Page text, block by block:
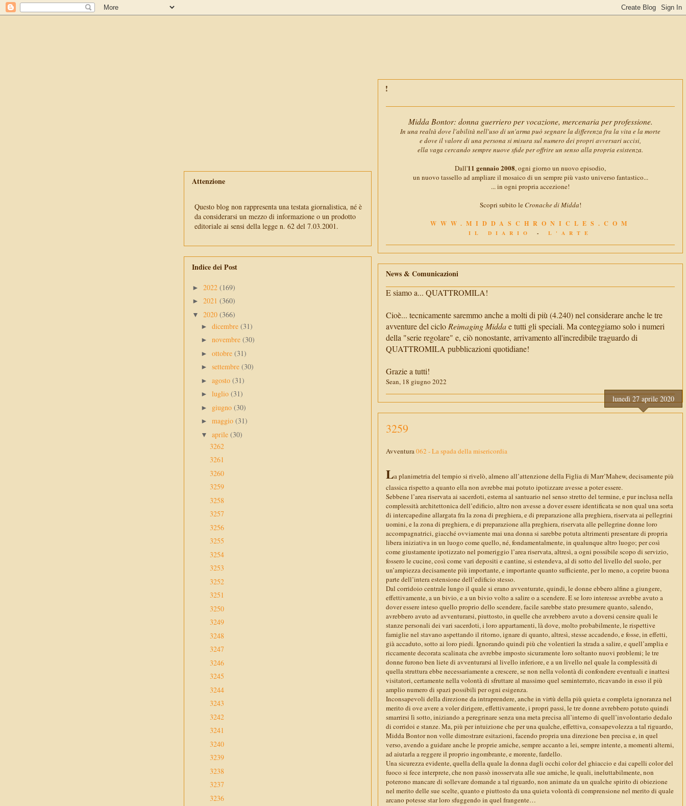
Midda Bontor: donna guerriero per vocazione, mercenaria per professione.
In una realtà dove l'abilità nell'uso di un'arma può segnare la differenza fra la vita e la morte
e dove il valore di una persona si misura sul numero dei propri avversari uccisi,
ella vaga cercando sempre nuove sfide per offrire un senso alla propria esistenza.
Dall'11 gennaio 2008, ogni giorno un nuovo episodio,
un nuovo tassello ad ampliare il mosaico di un sempre più vasto universo fantastico...
... in ogni propria accezione!
Scopri subito le Cronache di Midda!
WWW.MIDDASCHRONICLES.COM
IL DIARIO - L'ARTE
News & Comunicazioni
E siamo a... QUATTROMILA!
Cioè... tecnicamente saremmo anche a molti di più (4.240) nel considerare anche le tre
avventure del cicloReimaging Middae tutti gli speciali. Ma conteggiamo solo i numeri
della "serie regolare" e, ciò nonostante, arrivamento all'incredibile traguardo di
QUATTROMILA pubblicazioni quotidiane!
Grazie a tutti!
Sean, 18 giugno 2022
lunedì 27 aprile 2020
3259
Avventura062 - La spada della misericordia
La planimetria del tempio si rivelò, almeno all’attenzione della Figlia di Marr’Mahew, decisamente più
classica rispetto a quanto ella non avrebbe mai potuto ipotizzare avesse a poter essere.
Sebbene l’area riservata ai sacerdoti, esterna al santuario nel senso stretto del termine, e pur inclusa nella
complessità architettonica dell’edificio, altro non avesse a dover essere identificata se non qual una sorta
di intercapedine allargata fra la zona di preghiera, e di preparazione alla preghiera, riservata ai pellegrini
uomini, e la zona di preghiera, e di preparazione alla preghiera, riservata alle pellegrine donne loro
accompagnatrici, giacché ovviamente mai una donna si sarebbe potuta altrimenti presentare di propria
libera iniziativa in un luogo come quello, né, fondamentalmente, in qualunque altro luogo; per così
come giustamente ipotizzato nel pomeriggio l’area riservata, altresì, a ogni possibile scopo di servizio,
fossero le cucine, così come vari depositi e cantine, si estendeva, al di sotto del livello del suolo, per
un’ampiezza decisamente più importante, e importante quanto sufficiente, per lo meno, a coprire buona
parte dell’intera estensione dell’edificio stesso.
Dal corridoio centrale lungo il quale si erano avventurate, quindi, le donne ebbero alfine a giungere,
effettivamente, a un bivio, e a un bivio volto a salire o a scendere. E se loro interesse avrebbe avuto a
dover essere inteso quello proprio dello scendere, facile sarebbe stato presumere quanto, salendo,
avrebbero avuto ad avventurarsi, piuttosto, in quelle che avrebbero avuto a doversi censire quali le
stanze personali dei vari sacerdoti, i loro appartamenti, là dove, molto probabilmente, le rispettive
famiglie nel stavano aspettando il ritorno, ignare di quanto, altresì, stesse accadendo, e fosse, in effetti,
già accaduto, sotto ai loro piedi. Ignorando quindi più che volentieri la strada a salire, e quell’amplia e
riccamente decorata scalinata che avrebbe imposto sicuramente loro soltanto nuovi problemi; le tre
donne furono ben liete di avventurarsi al livello inferiore, e a un livello nel quale la complessità di
quella struttura ebbe necessariamente a crescere, se non nella volontà di confondere eventuali e inattesi
visitatori, certamente nella volontà di sfruttare al massimo quel seminterrato, ricavando in esso il più
amplio numero di spazi possibili per ogni esigenza.
Inconsapevoli della direzione da intraprendere, anche in virtù della più quieta e completa ignoranza nel
merito di ove avere a voler dirigere, effettivamente, i propri passi, le tre donne avrebbero potuto quindi
smarrirsi lì sotto, iniziando a peregrinare senza una meta precisa all’interno di quell’involontario dedalo
di corridoi e stanze. Ma, più per intuizione che per una qualche, effettiva, consapevolezza a tal riguardo,
Midda Bontor non volle dimostrare esitazioni, facendo propria una direzione ben precisa e, in quel
verso, avendo a guidare anche le proprie amiche, sempre accanto a lei, sempre intente, a momenti alterni,
ad aiutarla a reggere il proprio ingombrante, e morente, fardello.
Una sicurezza evidente, quella della quale la donna dagli occhi color del ghiaccio e dai capelli color del
fuoco si fece interprete, che non passò inosservata alle sue amiche, le quali, ineluttabilmente, non
poterono mancare di sollevare domande a tal riguardo, non animate da un qualche spirito di obiezione
nel merito delle sue scelte, quanto e piuttosto da una quieta volontà di comprensione nel merito di quale
arcano potesse star loro sfuggendo in quel frangente…
Attenzione
Questo blog non rappresenta una testata giornalistica, né è
da considerarsi un mezzo di informazione o un prodotto
editoriale ai sensi della legge n. 62 del 7.03.2001.
Indice dei Post
► 2022 (169)
► 2021 (360)
▼ 2020 (366)
► dicembre (31)
► novembre (30)
► ottobre (31)
► settembre (30)
► agosto (31)
► luglio (31)
► giugno (30)
► maggio (31)
▼ aprile (30)
3262
3261
3260
3259
3258
3257
3256
3255
3254
3253
3252
3251
3250
3249
3248
3247
3246
3245
3244
3243
3242
3241
3240
3239
3238
3237
3236